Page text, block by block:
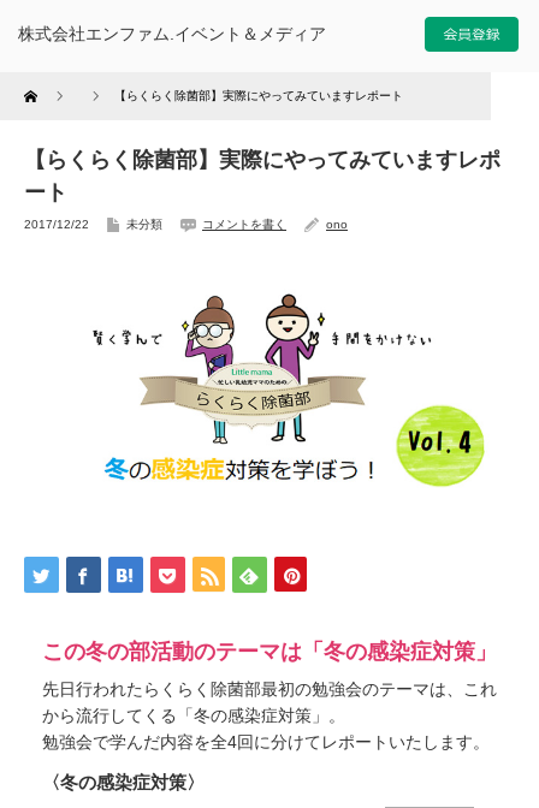
株式会社エンファム.イベント＆メディア
Home 【らくらく除菌部】実際にやってみていますレポート
【らくらく除菌部】実際にやってみていますレポ
ート
2017/12/22 未分類 コメントを書く ono
この冬の部活動のテーマは「冬の感染症対策」
先日行われたらくらく除菌部最初の勉強会のテーマは、これ
から流行してくる「冬の感染症対策」。
勉強会で学んだ内容を全4回に分けてレポートいたします。
〈冬の感染症対策〉